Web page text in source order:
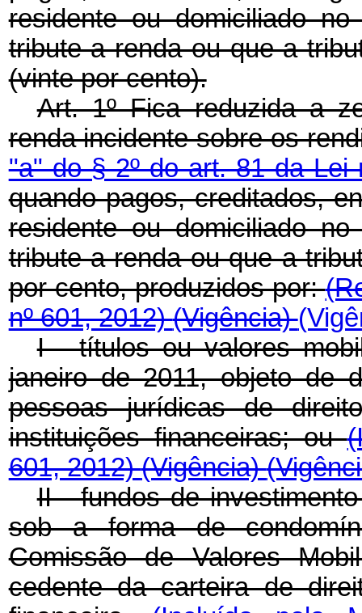
residente ou domiciliado
tribute a renda ou que a
(vinte por cento).
Art. 1º Fica reduzida a
renda incidente sobre os
"a" do § 2º do art. 81 da Lei
quando pagos, creditados,
residente ou domiciliado
tribute a renda ou que a
por cento, produzidos por:
nº 601, 2012)(Vigência)
I - títulos ou valores
janeiro de 2011, objeto de
pessoas jurídicas de
instituições financeiras; ou
601, 2012)(Vigência)
II - fundos de
sob a forma de
Comissão de Valores
cedente da carteira de